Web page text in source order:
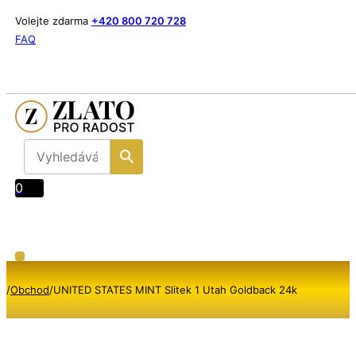
Volejte zdarma +420 800 720 728
FAQ
0
/Obchod/UNITED STATES MINT Slitek 1 Utah Goldback 24k